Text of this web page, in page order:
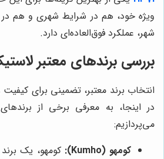
ویژه خود، هم در شرایط شهری و هم
شهر، عملکرد فوق‌العاده‌ای دارد.
بررسی برندهای معتبر
انتخاب برند معتبر، تضمینی برای
در اینجا، به معرفی برخی از
می‌پردازیم:
کومهو (Kumho):
کومهو، یک